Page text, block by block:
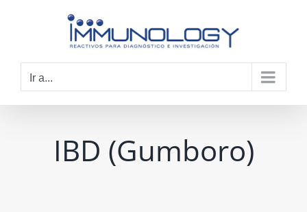
Ir a...
IBD (Gumboro)